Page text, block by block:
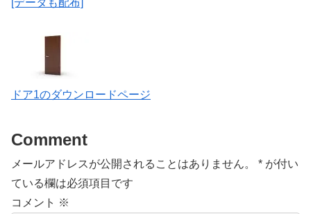
[データも配布]
ドア1のダウンロードページ
Comment
メールアドレスが公開されることはありません。 * が付い
ている欄は必須項目です
コメント ※